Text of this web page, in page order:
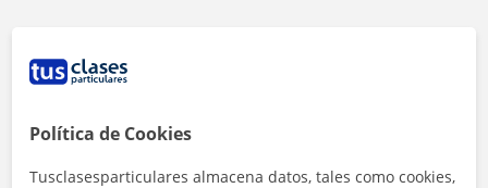
Política de Cookies
Tusclasesparticulares almacena datos, tales como cookies,